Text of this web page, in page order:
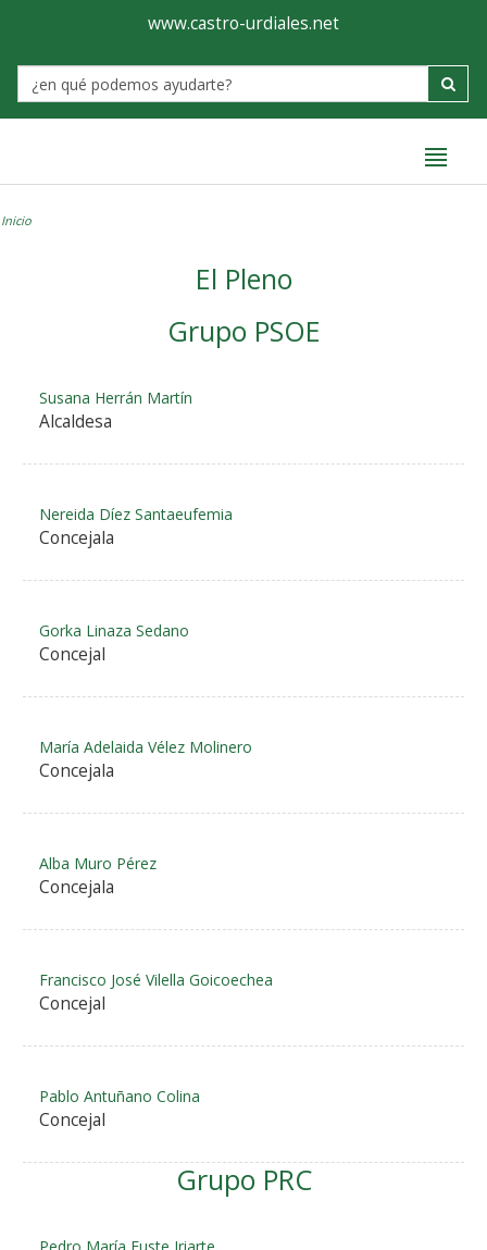
Ayuntamiento
de
Castro-
www.castro-urdiales.net
Label
Inicio
El Pleno
Grupo PSOE
Susana Herrán Martín
Alcaldesa
Nereida Díez Santaeufemia
Concejala
Gorka Linaza Sedano
Concejal
María Adelaida Vélez Molinero
Concejala
Alba Muro Pérez
Concejala
Francisco José Vilella Goicoechea
Concejal
Pablo Antuñano Colina
Concejal
Grupo PRC